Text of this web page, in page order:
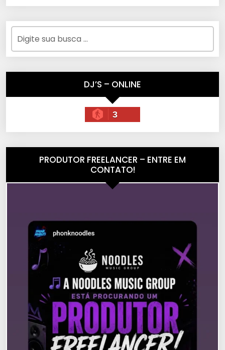
DJ’S – ONLINE
3
PRODUTOR FREELANCER – ENTRE EM
CONTATO!